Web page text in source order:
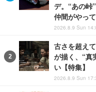
デ。“あの峠
仲間がやっ
2026.8.9 Sun
古さを超え
が描く、“真
い【特集】
2026.8.9 Sun